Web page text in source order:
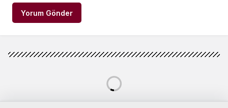
Yorum Gönder